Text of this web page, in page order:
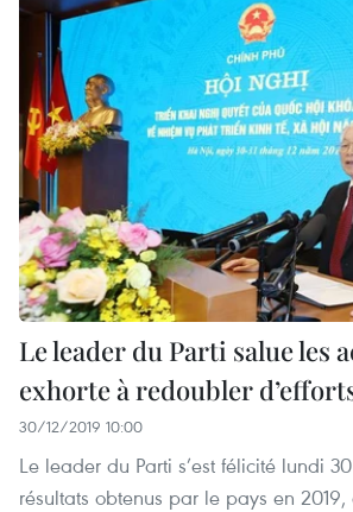
Le leader du Parti salue les
exhorte à redoubler
30/12/2019 10:00
Le leader du Parti s’est félicité lundi
résultats obtenus par le pays en 2019,